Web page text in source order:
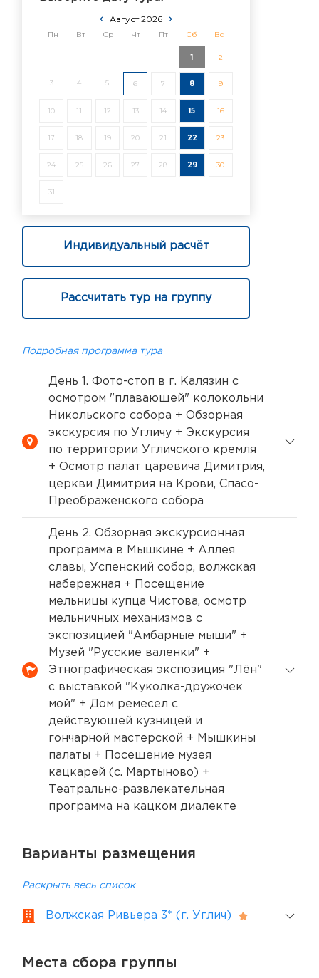
Август 2026
Пн Вт Ср Чт Пт Сб Вс
1 2
3 4 5 6 7 8 9
10 11 12 13 14 15 16
17 18 19 20 21 22 23
24 25 26 27 28 29 30
31
Индивидуальный расчёт
Рассчитать тур на группу
Подробная программа тура
День 1. Фото-стоп в г. Калязин с
осмотром "плавающей" колокольни
Никольского собора + Обзорная
экскурсия по Угличу + Экскурсия
по территории Угличского кремля
+ Осмотр палат царевича Димитрия,
церкви Димитрия на Крови, Спасо-
Преображенского собора
День 2. Обзорная экскурсионная
программа в Мышкине + Аллея
славы, Успенский собор, волжская
набережная + Посещение
мельницы купца Чистова, осмотр
мельничных механизмов с
экспозицией "Амбарные мыши" +
Музей "Русские валенки" +
Этнографическая экспозиция "Лён"
с выставкой "Куколка-дружочек
мой" + Дом ремесел с
действующей кузницей и
гончарной мастерской + Мышкины
палаты + Посещение музея
кацкарей (с. Мартыново) +
Театрально-развлекательная
программа на кацком диалекте
Варианты размещения
Раскрыть весь список
Волжская Ривьера 3* (г. Углич)
Места сбора группы